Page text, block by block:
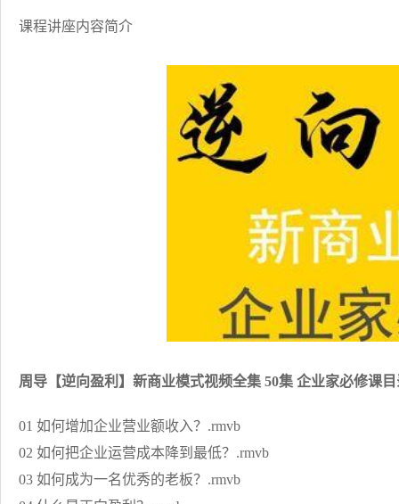
课程讲座内容简介
周导【逆向盈利】新商业模式视频全集 50集 企业家必修课
01 如何增加企业营业额收入？.rmvb
02 如何把企业运营成本降到最低？.rmvb
03 如何成为一名优秀的老板？.rmvb